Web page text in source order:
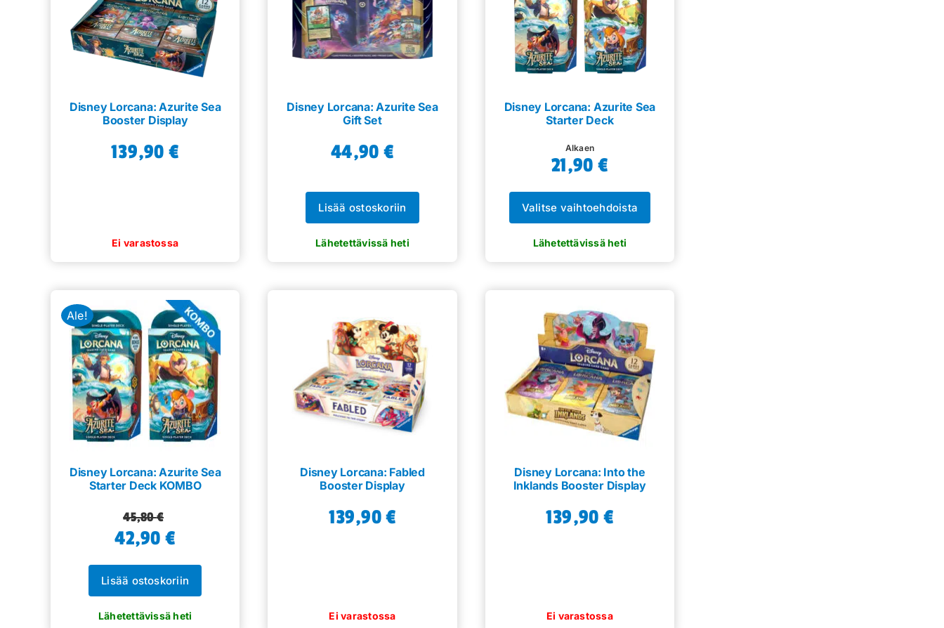
Disney Lorcana: Azurite Sea
Booster Display
139,90 €
Disney Lorcana: Azurite Sea
Gift Set
44,90 €
Lisää ostoskoriin
Disney Lorcana: Azurite Sea
Starter Deck
Alkaen
21,90 €
Valitse vaihtoehdoista
tuotteella
useampi
muunnelma.
tehdä
valinnat
tuotteen
sivulla.
Ale!
Disney Lorcana: Azurite Sea
Starter Deck KOMBO
45,80€
Alkuperäinen
hinta
42,90 €
Nykyinen
hinta
Lisää ostoskoriin
Disney Lorcana: Fabled
Booster Display
139,90€
Disney Lorcana: Into the
Inklands Booster Display
139,90 €